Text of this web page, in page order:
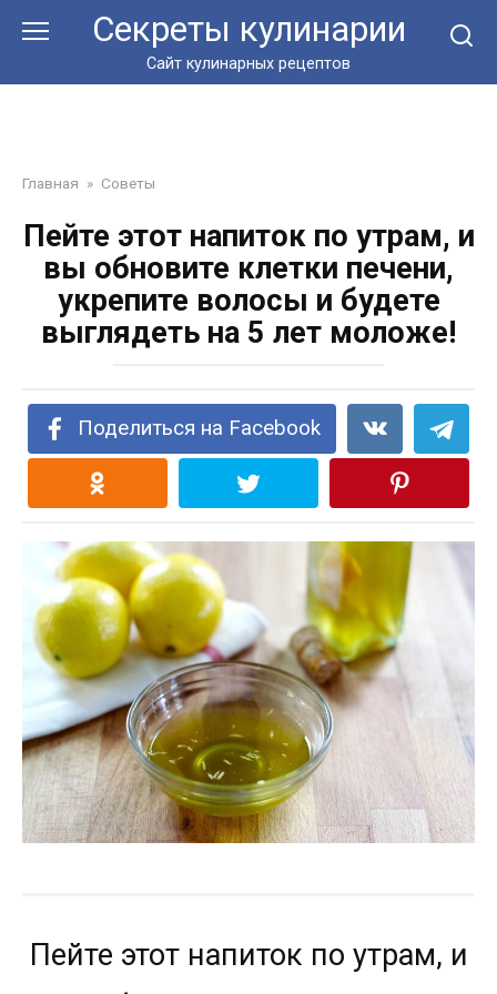
Секреты кулинарии
Сайт кулинарных рецептов
Главная » Советы
Пейте этот напиток по утрам, и
вы обновите клетки печени,
укрепите волосы и будете
выглядеть на 5 лет моложе!
Поделиться на Facebook
Пейте этот напиток по утрам, и